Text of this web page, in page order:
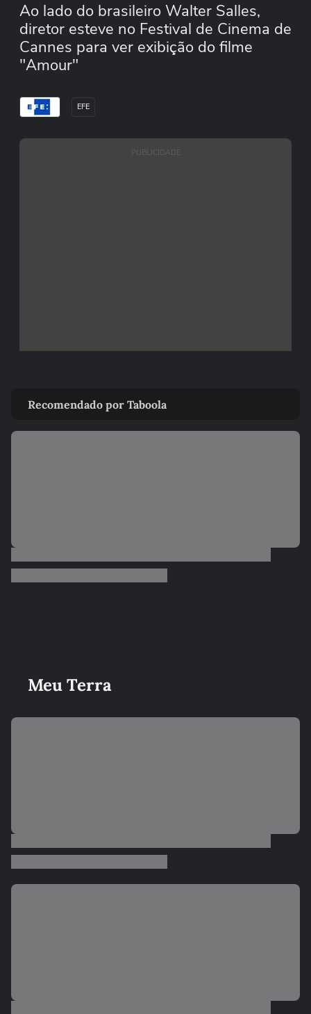
Ao lado do brasileiro Walter Salles,
diretor esteve no Festival de Cinema de
Cannes para ver exibição do filme
"Amour"
EFE
PUBLICIDADE
Recomendado por Taboola
Meu Terra